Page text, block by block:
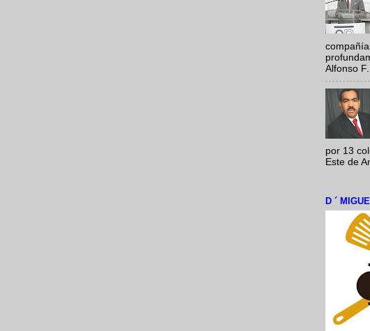
Alfonso F...
por 13
Este de
D ´